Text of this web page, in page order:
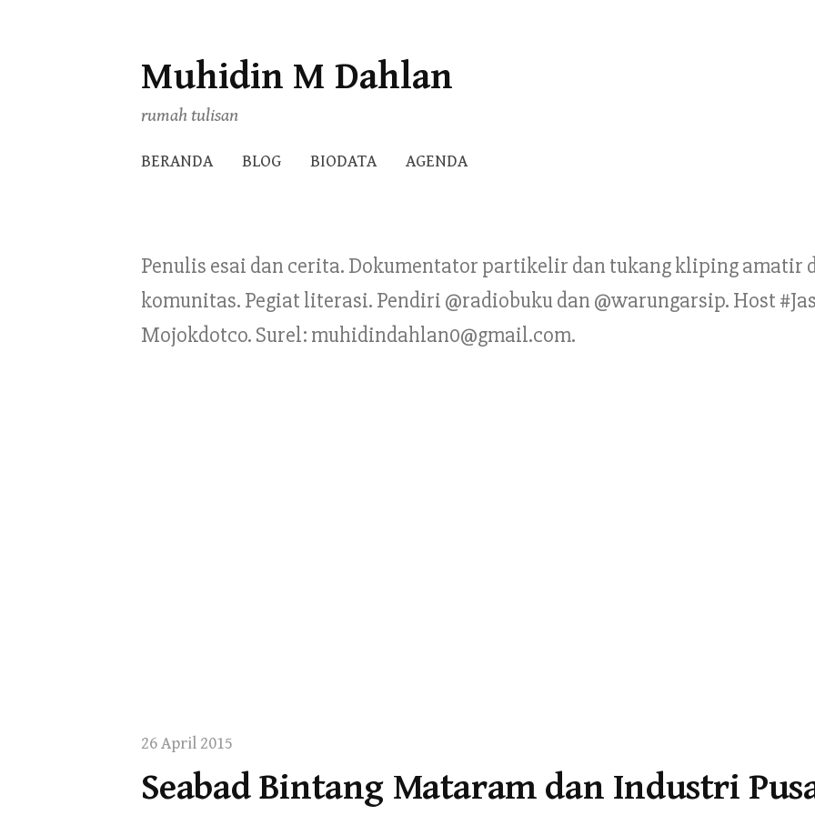
Skip
to
content
Muhidin M Dahlan
rumah tulisan
BERANDA BLOG BIODATA AGENDA
Penulis esai dan cerita. Dokumentator partikelir dan tukang kliping amatir
komunitas. Pegiat literasi. Pendiri @radiobuku dan @warungarsip. Host
Mojokdotco. Surel: muhidindahlan0@gmail.com.
26 April 2015
Seabad Bintang Mataram dan Industri